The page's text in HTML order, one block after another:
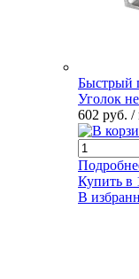
Быстрый
Уголок
602 руб. /
Купить в
В